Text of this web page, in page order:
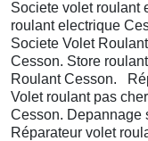
Societe volet roulant
roulant electrique
Societe Volet
Cesson. Store
Roulant Cesson.
Volet roulant pas
Cesson. Depannage
Réparateur volet